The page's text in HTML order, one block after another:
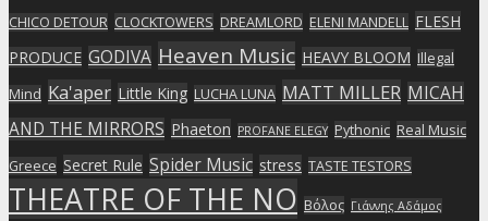
CHICO DETOUR CLOCKTOWERS DREAMLORD ELENI MANDELL FLESH
PRODUCE GODIVA Heaven Music HEAVY BLOOM Illegal
Mind Ka'aper Little King LUCHA LUNA MATT MILLER MICAH
AND THE MIRRORS Phaeton PROFANE ELEGY Pythonic Real Music
Greece Secret Rule Spider Music stress TASTE TESTORS
THEATRE OF THE NO Βόλος Γιάννης Αδάμος